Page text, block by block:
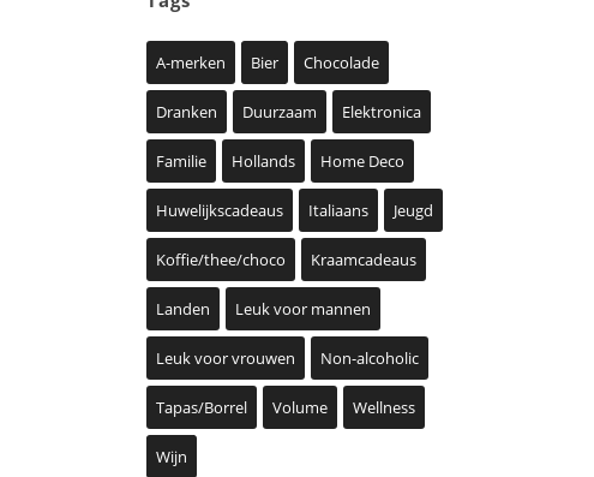
A-merken Bier Chocolade
Dranken Duurzaam Elektronica
Familie Hollands Home Deco
Huwelijkscadeaus Italiaans Jeugd
Koffie/thee/choco Kraamcadeaus
Landen Leuk voor mannen
Leuk voor vrouwen Non-alcoholic
Tapas/Borrel Volume Wellness
Wijn